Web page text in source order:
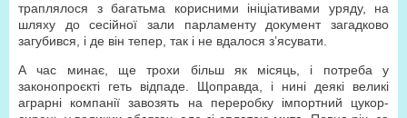
траплялося з багатьма корисними ініціативами уряду, на
шляху до сесійної зали парламенту документ загадково
загубився, і де він тепер, так і не вдалося з’ясувати.
А час минає, ще трохи більш як місяць, і потреба у
законопроєкті геть відпаде. Щоправда, і нині деякі великі
аграрні компанії завозять на переробку імпортний цукор-